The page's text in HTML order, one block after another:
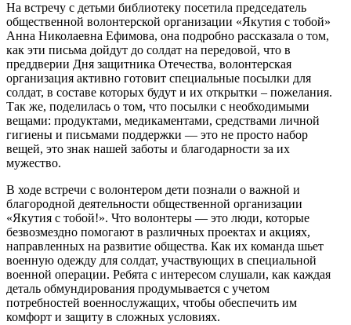
На встречу с детьми библиотеку посетила председатель
общественной волонтерской организации «Якутия с тобой»
Анна Николаевна Ефимова, она подробно рассказала о том,
как эти письма дойдут до солдат на передовой, что в
преддверии Дня защитника Отечества, волонтерская
организация активно готовит специальные посылки для
солдат, в составе которых будут и их открытки – пожелания.
Так же, поделилась о том, что посылки с необходимыми
вещами: продуктами, медикаментами, средствами личной
гигиены и письмами поддержки — это не просто набор
вещей, это знак нашей заботы и благодарности за их
мужество.
В ходе встречи с волонтером дети познали о важной и
благородной деятельности общественной организации
«Якутия с тобой!». Что волонтеры — это люди, которые
безвозмездно помогают в различных проектах и акциях,
направленных на развитие общества. Как их команда шьет
военную одежду для солдат, участвующих в специальной
военной операции. Ребята с интересом слушали, как каждая
деталь обмундирования продумывается с учетом
потребностей военнослужащих, чтобы обеспечить им
комфорт и защиту в сложных условиях.